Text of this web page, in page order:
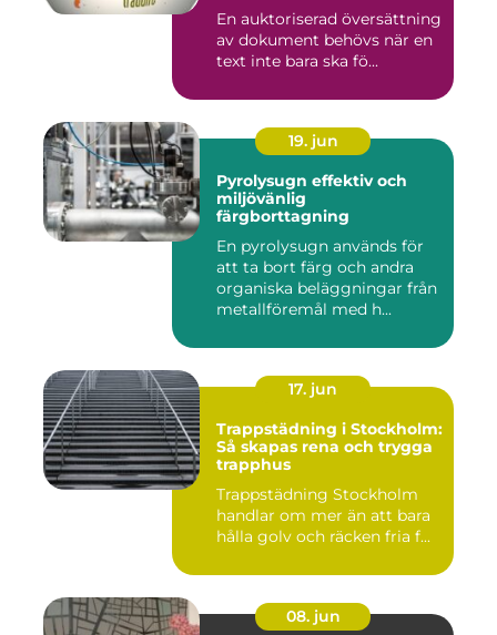
En auktoriserad översättning
av dokument behövs när en
text inte bara ska fö...
19. jun
Pyrolysugn effektiv och
miljövänlig
färgborttagning
En pyrolysugn används för
att ta bort färg och andra
organiska beläggningar från
metallföremål med h...
17. jun
Trappstädning i Stockholm:
Så skapas rena och trygga
trapphus
Trappstädning Stockholm
handlar om mer än att bara
hålla golv och räcken fria f...
08. jun